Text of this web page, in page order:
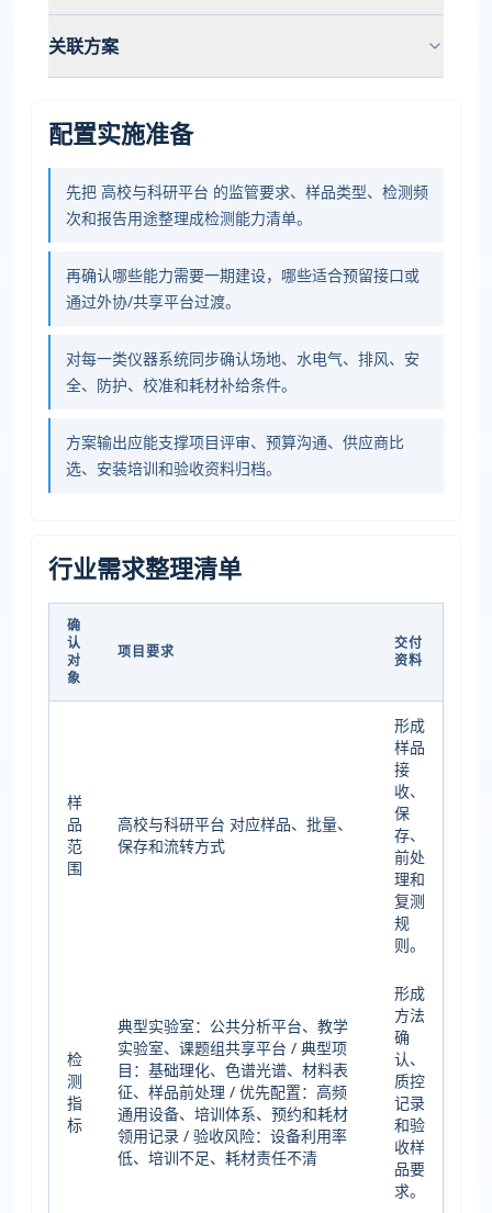
关联方案
配置实施准备
先把 高校与科研平台 的监管要求、样品类型、检测频
次和报告用途整理成检测能力清单。
再确认哪些能力需要一期建设，哪些适合预留接口或
通过外协/共享平台过渡。
对每一类仪器系统同步确认场地、水电气、排风、安
全、防护、校准和耗材补给条件。
方案输出应能支撑项目评审、预算沟通、供应商比
选、安装培训和验收资料归档。
行业需求整理清单
确
认
对
象
项目要求
交付
资料
样
品
范
围
高校与科研平台 对应样品、批量、
保存和流转方式
形成
样品
接
收、
保
存、
前处
理和
复测
规
则。
检
测
指
标
典型实验室：公共分析平台、教学
实验室、课题组共享平台 / 典型项
目：基础理化、色谱光谱、材料表
征、样品前处理 / 优先配置：高频
通用设备、培训体系、预约和耗材
领用记录 / 验收风险：设备利用率
低、培训不足、耗材责任不清
形成
方法
确
认、
质控
记录
和验
收样
品要
求。